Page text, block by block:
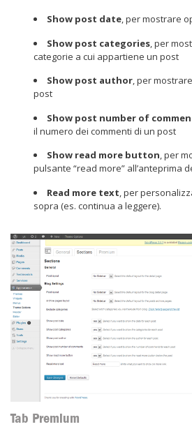
Show post date, per mostrare
Show post categories, per
categorie a cui appartiene un post
Show post author, per
post
Show post number of
il numero dei commenti di un post
Show read more button, per
pulsante “read more” all’anteprima
Read more text, per
sopra (es. continua a leggere).
Tab Premium